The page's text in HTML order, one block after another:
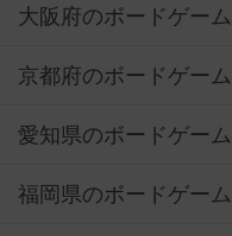
大阪府のボードゲー
京都府のボードゲー
愛知県のボードゲー
福岡県のボードゲー